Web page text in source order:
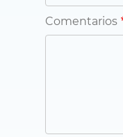
Comentarios